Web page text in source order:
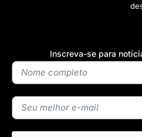
Inscreva-se para